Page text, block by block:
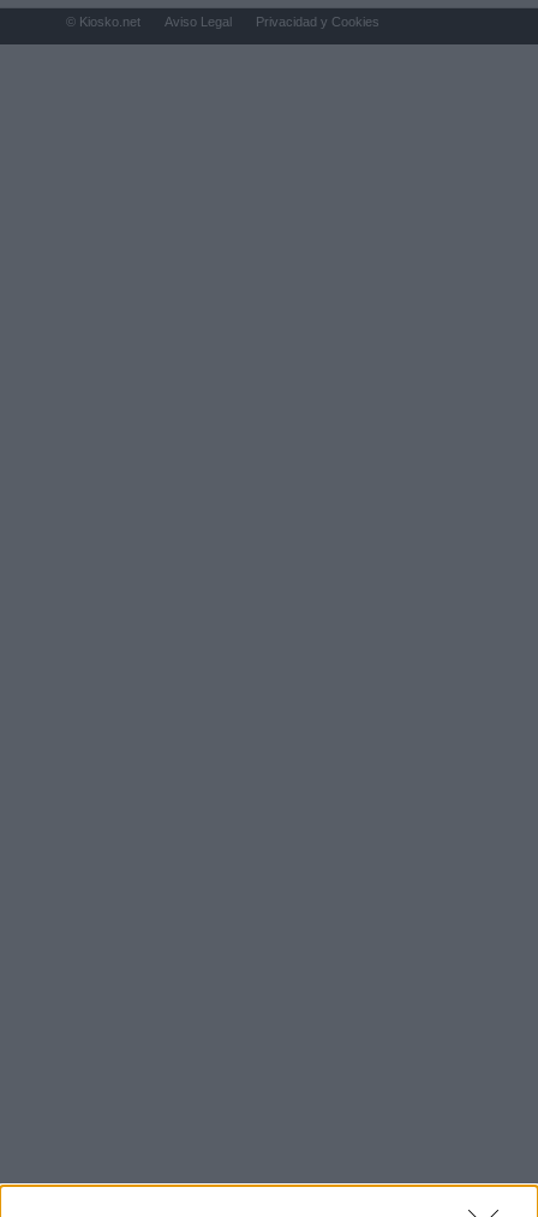
© Kiosko.net Aviso Legal Privacidad y Cookies